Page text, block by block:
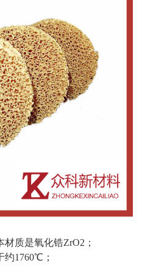
质是氧化锆ZrO2；
约1760℃；